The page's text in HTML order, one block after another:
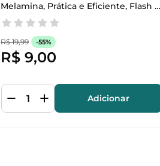
Melamina, Prática e Eficiente, Flash
Limp
R$ 19,99 -55%
R$ 9,00
Adicionar